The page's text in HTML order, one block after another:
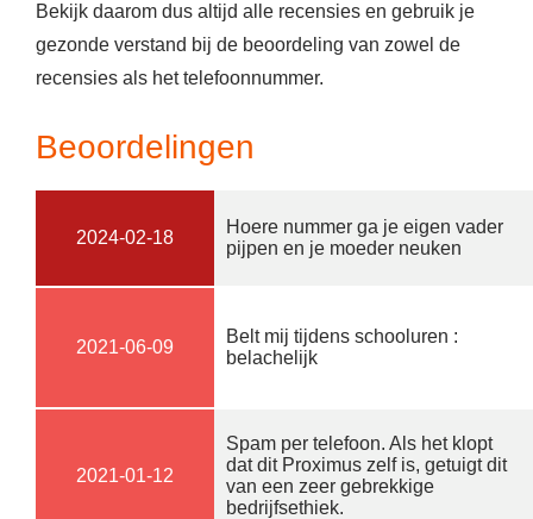
Bekijk daarom dus altijd alle recensies en gebruik je
gezonde verstand bij de beoordeling van zowel de
recensies als het telefoonnummer.
Beoordelingen
2024-02-18
Hoere nummer ga je eigen vader
pijpen en je moeder neuken
2021-06-09
Belt mij tijdens schooluren :
belachelijk
2021-01-12
Spam per telefoon. Als het klopt
dat dit Proximus zelf is, getuigt dit
van een zeer gebrekkige
bedrijfsethiek.